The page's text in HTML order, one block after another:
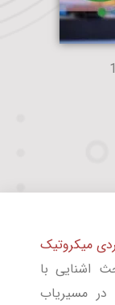
میکروتیک
اشنایی با
تنظیمات و راه اندازی VPN Server در مسیریاب